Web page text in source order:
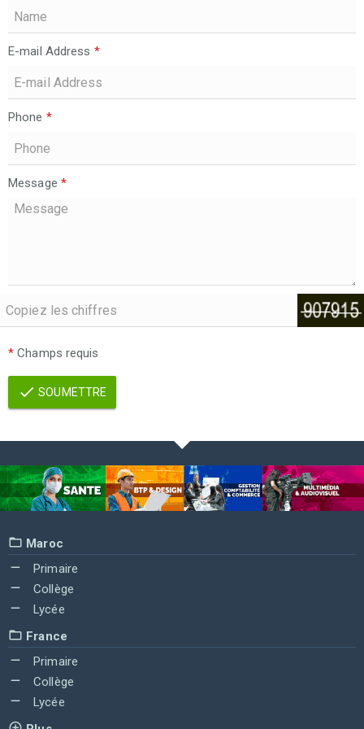
E-mail Address *
Phone *
Message *
* Champs requis
SOUMETTRE
Maroc
Primaire
Collège
Lycée
France
Primaire
Collège
Lycée